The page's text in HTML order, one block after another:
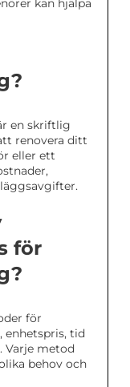
kan hjälpa
en skriftlig
renovera ditt
eller ett
för
för
enhetspris, tid
Varje metod
behov och